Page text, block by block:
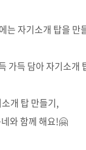
는 자기소개 탑을 만
가득 담아 자기소개
개 탑 만들기,
와 함께 해요!🤗